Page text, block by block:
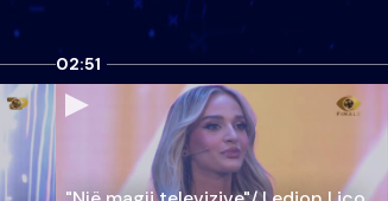
02:51